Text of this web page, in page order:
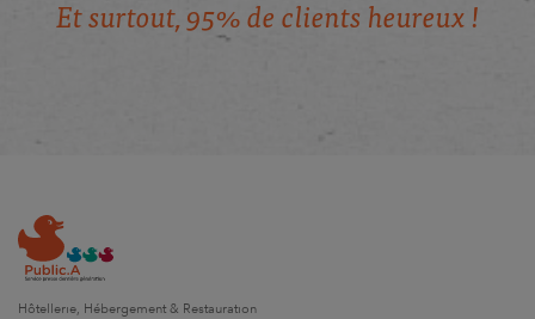
Et surtout, 95% de clients heureux !
Hôtellerie, Hébergement & Restauration